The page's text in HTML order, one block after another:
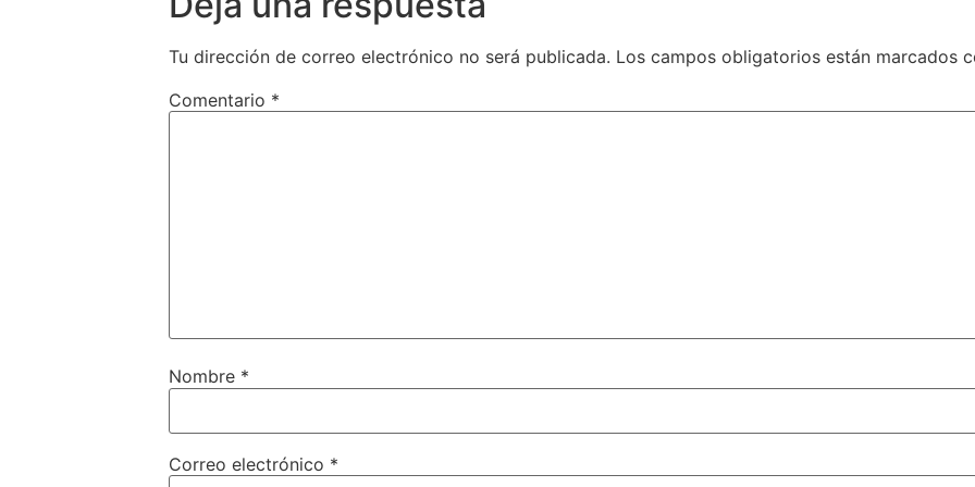
Tu dirección de correo electrónico no será publicada. Los campos obligatorios están marcados
Comentario *
Nombre *
Correo electrónico *